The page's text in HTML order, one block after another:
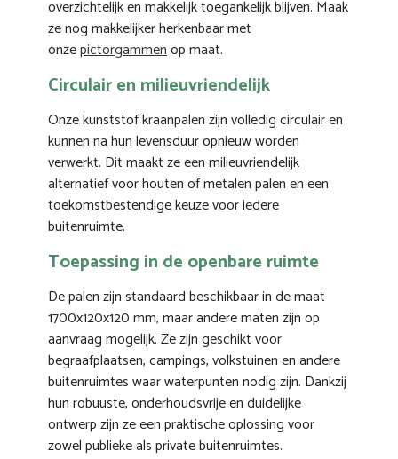
overzichtelijk en makkelijk toegankelijk blijven. Maak
ze nog makkelijker herkenbaar met
onzepictorgammenop maat.
Circulair en milieuvriendelijk
Onze kunststof kraanpalen zijn volledig circulair en
kunnen na hun levensduur opnieuw worden
verwerkt. Dit maakt ze een milieuvriendelijk
alternatief voor houten of metalen palen en een
toekomstbestendige keuze voor iedere
buitenruimte.
Toepassing in de openbare ruimte
De palen zijn standaard beschikbaar in de maat
1700x120x120 mm, maar andere maten zijn op
aanvraag mogelijk. Ze zijn geschikt voor
begraafplaatsen, campings, volkstuinen en andere
buitenruimtes waar waterpunten nodig zijn. Dankzij
hun robuuste, onderhoudsvrije en duidelijke
ontwerp zijn ze een praktische oplossing voor
zowel publieke als private buitenruimtes.